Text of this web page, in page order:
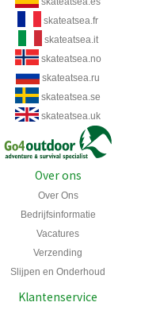
skateatsea.fr
skateatsea.it
skateatsea.no
skateatsea.ru
skateatsea.se
skateatsea.uk
Over ons
Over Ons
Bedrijfsinformatie
Vacatures
Verzending
Slijpen en Onderhoud
Klantenservice